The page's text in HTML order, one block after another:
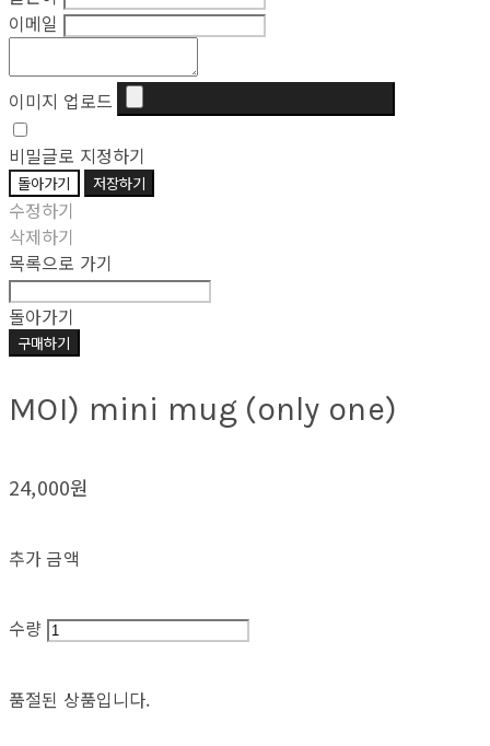
이메일
이미지 업로드
비밀글로 지정하기
돌아가기 저장하기
수정하기
삭제하기
목록으로 가기
돌아가기
구매하기
MOI) mini mug (only one)
24,000원
추가 금액
수량
품절된 상품입니다.